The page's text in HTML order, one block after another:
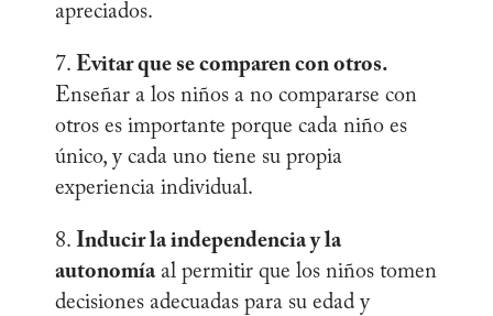
apreciados.
7. Evitar que se comparen con otros.
Enseñar a los niños a no compararse con
otros es importante porque cada niño es
único, y cada uno tiene su propia
experiencia individual.
8. Inducir la independencia y la
autonomíaal permitir que los niños tomen
decisiones adecuadas para su edad y